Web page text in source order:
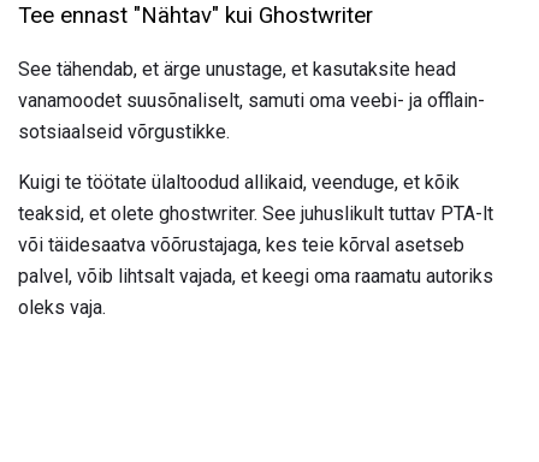
Tee ennast "Nähtav" kui Ghostwriter
See tähendab, et ärge unustage, et kasutaksite head
vanamoodet suusõnaliselt, samuti oma veebi- ja offlain-
sotsiaalseid võrgustikke.
Kuigi te töötate ülaltoodud allikaid, veenduge, et kõik
teaksid, et olete ghostwriter. See juhuslikult tuttav PTA-lt
või täidesaatva võõrustajaga, kes teie kõrval asetseb
palvel, võib lihtsalt vajada, et keegi oma raamatu autoriks
oleks vaja.